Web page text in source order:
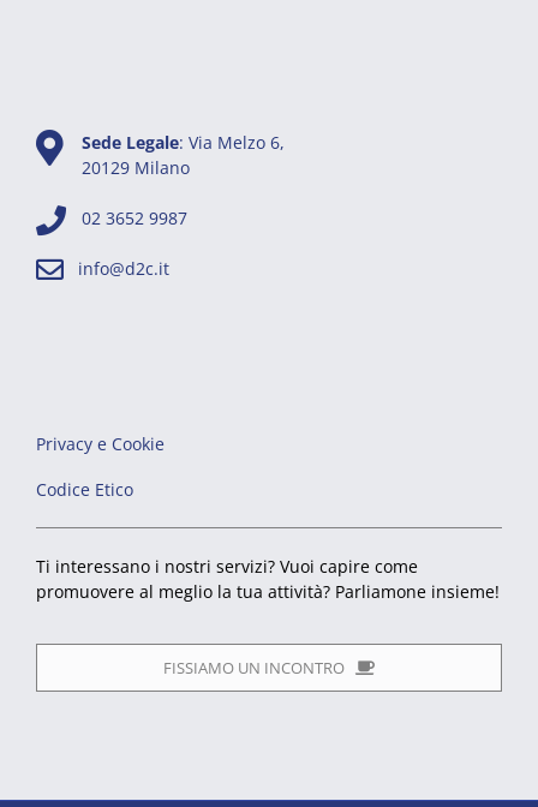
Sede Legale: Via Melzo 6,
20129 Milano
02 3652 9987
info@d2c.it
Privacy e Cookie
Codice Etico
Ti interessano i nostri servizi? Vuoi capire come
promuovere al meglio la tua attività? Parliamone insieme!
FISSIAMO UN INCONTRO